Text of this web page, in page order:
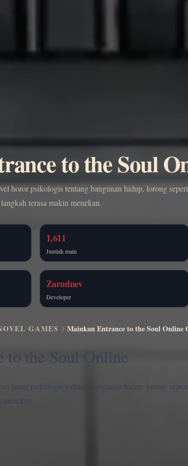
to the Soul
horor psikologis tentang bangunan hidup, lorong
terasa makin menekan.
1,611
Jumlah main
Zarudnev
Developer
GAMES Mainkan Entrance to the Soul Online
to the Soul Online
horor psikologis tentang bangunan hidup, lorong